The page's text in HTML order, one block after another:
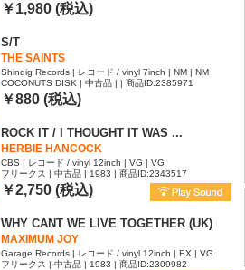
￥1,980 (税込)
S/T
THE SAINTS
Shindig Records | レコード / vinyl 7inch | NM | NM
COCONUTS DISK | 中古品 | | 商品ID:2385971
￥880 (税込)
ROCK IT / I THOUGHT IT WAS ...
HERBIE HANCOCK
CBS | レコード / vinyl 12inch | VG | VG
フリークス | 中古品 | 1983 | 商品ID:2343517
￥2,750 (税込)
WHY CANT WE LIVE TOGETHER (UK)
MAXIMUM JOY
Garage Records | レコード / vinyl 12inch | EX | VG
フリークス | 中古品 | 1983 | 商品ID:2309982